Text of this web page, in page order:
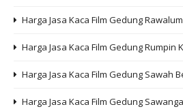
Harga Jasa Kaca Film Gedung
Harga Jasa Kaca Film Gedung Rumpin
Harga Jasa Kaca Film Gedung Sawah
Harga Jasa Kaca Film Gedung